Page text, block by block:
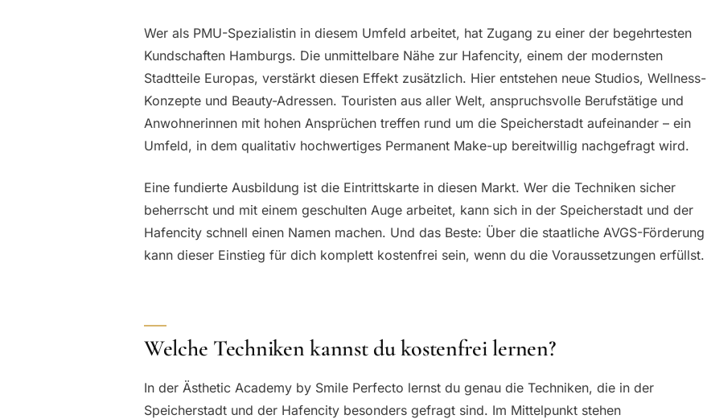
Wer als PMU-Spezialistin in diesem Umfeld arbeitet, hat Zugang zu einer der begehrtesten
Kundschaften Hamburgs. Die unmittelbare Nähe zur Hafencity, einem der modernsten
Stadtteile Europas, verstärkt diesen Effekt zusätzlich. Hier entstehen neue Studios, Wellness-
Konzepte und Beauty-Adressen. Touristen aus aller Welt, anspruchsvolle Berufstätige und
Anwohnerinnen mit hohen Ansprüchen treffen rund um die Speicherstadt aufeinander – ein
Umfeld, in dem qualitativ hochwertiges Permanent Make-up bereitwillig nachgefragt wird.
Eine fundierte Ausbildung ist die Eintrittskarte in diesen Markt. Wer die Techniken sicher
beherrscht und mit einem geschulten Auge arbeitet, kann sich in der Speicherstadt und der
Hafencity schnell einen Namen machen. Und das Beste: Über die staatliche AVGS-Förderung
kann dieser Einstieg für dich komplett kostenfrei sein, wenn du die Voraussetzungen erfüllst.
Welche Techniken kannst du kostenfrei lernen?
In der Ästhetic Academy by Smile Perfecto lernst du genau die Techniken, die in der
Speicherstadt und der Hafencity besonders gefragt sind. Im Mittelpunkt stehen